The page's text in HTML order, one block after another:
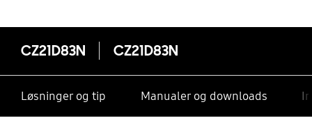
CZ21D83N CZ21D83N
Løsninger og tip Manualer og downloads